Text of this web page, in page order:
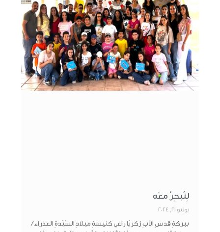
لِنُبحِرْ معَه
يوليو 21, 2024
ببركةِ قدسِ الأبِ زكريّا راعي كنيسةِ ميلادِ السّيّدةِ العذراء /